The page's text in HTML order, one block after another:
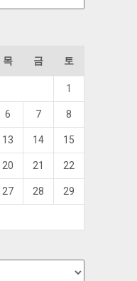
목 금 토
1
6 7 8
13 14 15
20 21 22
27 28 29